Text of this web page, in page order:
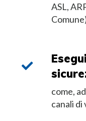
ASL,
come,
canali di